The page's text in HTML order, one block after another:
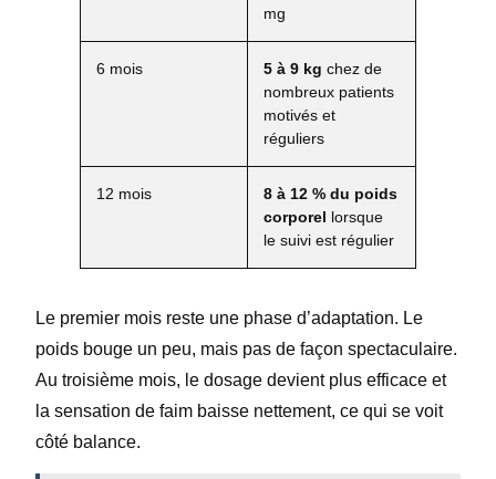
mg
6 mois 5 à 9 kg chez de
nombreux patients
motivés et
réguliers
12 mois
8 à 12 % du poids
corporel lorsque
le suivi est régulier
Le premier mois reste une phase d’adaptation. Le
poids bouge un peu, mais pas de façon spectaculaire.
Au troisième mois, le dosage devient plus efficace et
la sensation de faim baisse nettement, ce qui se voit
côté balance.